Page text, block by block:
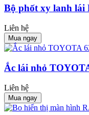
Bộ phốt xy lanh lái
Liên hệ
Mua ngay
Ắc lái nhỏ
Liên hệ
Mua ngay